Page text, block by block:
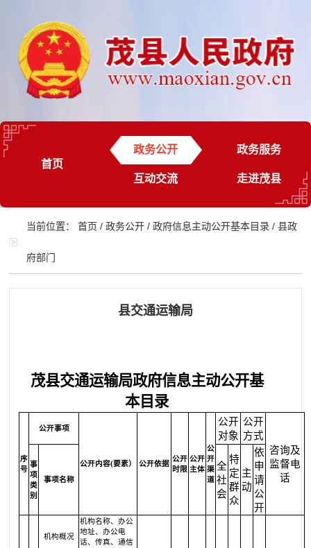
首页
政务公开 政务服务
互动交流 走进茂县
当前位置：首页 /政务公开 /政府信息主动公开基本目录 /县政
府部门
县交通运输局
茂县交通运输局政府信息主动公开基
本目录
序
号
公开事项
公开内容(要素） 公开依据
公开
时限
公开
主体
公
开
渠
道
公开
对象
公开
方式
咨询及
监督电
话
事
项
类
别
事项名称
全
社
会
特
定
群
众
主
动
依
申
请
公
开
机构概况
机构名称、办公
地址、办公电
话、传真、通信